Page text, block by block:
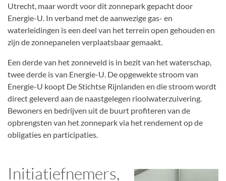
Utrecht, maar wordt voor dit zonnepark gepacht door
Energie-U. In verband met de aanwezige gas- en
waterleidingen is een deel van het terrein open gehouden en
zijn de zonnepanelen verplaatsbaar gemaakt.
Een derde van het zonneveld is in bezit van het waterschap,
twee derde is van Energie-U. De opgewekte stroom van
Energie-U koopt De Stichtse Rijnlanden en die stroom wordt
direct geleverd aan de naastgelegen rioolwaterzuivering.
Bewoners en bedrijven uit de buurt profiteren van de
opbrengsten van het zonnepark via het rendement op de
obligaties en participaties.
Initiatiefnemers,